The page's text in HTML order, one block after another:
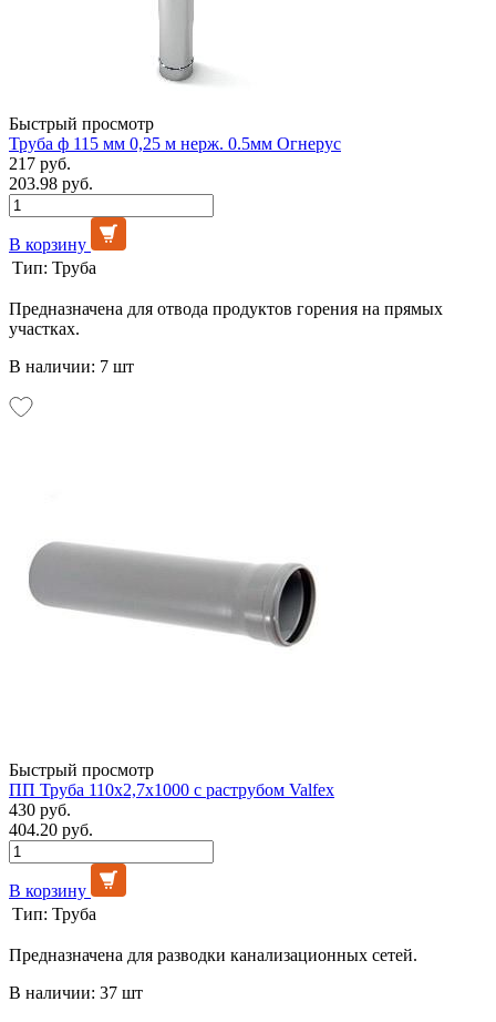
Быстрый просмотр
Труба ф 115 мм 0,25 м нерж. 0.5мм Огнерус
217 руб.
203.98 руб.
В корзину
Тип: Труба
Предназначена для отвода продуктов горения на прямых
участках.
В наличии: 7 шт
Быстрый просмотр
ПП Труба 110х2,7х1000 с раструбом Valfex
430 руб.
404.20 руб.
В корзину
Тип: Труба
Предназначена для разводки канализационных сетей.
В наличии: 37 шт